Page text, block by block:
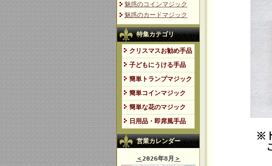
魅惑のコインマジック
魅惑のカードマジック
特集カテゴリ
クリスマスお勧め手品
子どもにうける手品
簡単トランプマジック
簡単コインマジック
簡単な花のマジック
日用品・即席風手品
営業カレンダー
＜2026年8月 ＞